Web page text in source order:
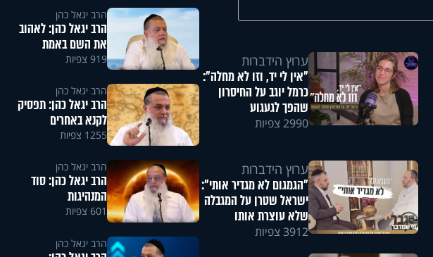
ערוץ הידברות
"אין לי יד, וזו לא מחלה":
כרמל יוגב על החיסרון
שהפך לגעגוע
2990 צפיות
ערוץ הידברות
"הגמגום לא מגדיר אותי":
ישראל שטרן על המגבלה
שלא עוצרת אותו
3912 צפיות
הרב יגאל כהן
הרב יגאל כהן: לאהוב
את השם באמת
919 צפיות
הרב יגאל כהן
הרב יגאל כהן: תפסיק
לקנא באחרים
1255 צפיות
הרב יגאל כהן
​הרב יגאל כהן: סוד
המנהיגות
601 צפיות
הרב יגאל כהן